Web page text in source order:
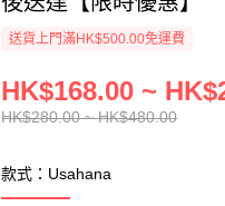
送貨上門滿HK$500.00免運費
HK$280.00 ~ HK$480.00
HK$168.00 ~
款式：Usahana